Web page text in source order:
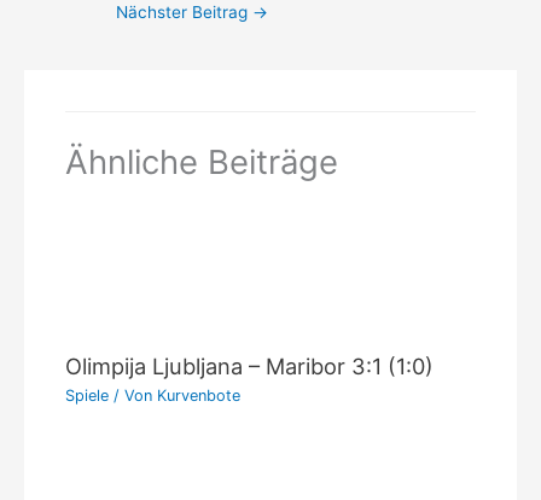
Nächster Beitrag →
Ähnliche Beiträge
Olimpija Ljubljana – Maribor 3:1 (1:0)
Spiele / Von Kurvenbote